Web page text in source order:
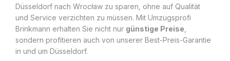
Düsseldorf nach Wrocław zu sparen, ohne auf Qualität
und Service verzichten zu müssen. Mit Umzugsprofi
Brinkmann erhalten Sie nicht nur günstige Preise
sondern profitieren auch von unserer Best-Preis-Garantie
in und um Düsseldorf.